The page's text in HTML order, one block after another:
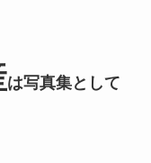
は写真集として